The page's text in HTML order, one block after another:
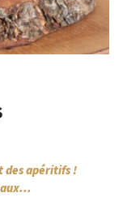
des apéritifs !